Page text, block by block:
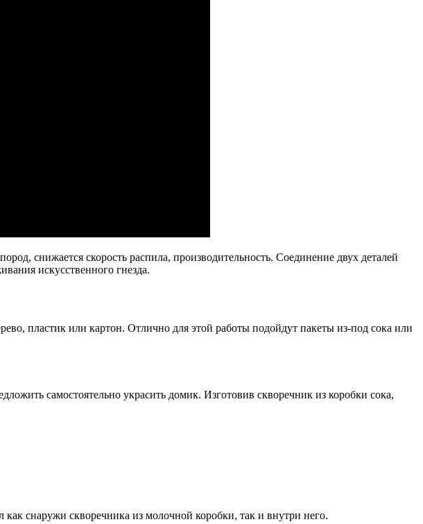
снижается скорость распила, производительность. Соединение двух деталей
искусственного гнезда.
пластик или картон. Отлично для этой работы подойдут пакеты из-под сока или
самостоятельно украсить домик. Изготовив скворечник из коробки сока,
как снаружи скворечника из молочной коробки, так и внутри него.